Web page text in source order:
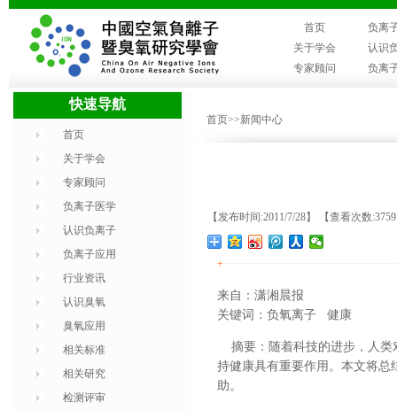
首页
负离
关于学会
认识
专家顾问
负离
快速导航
首页
关于学会
专家顾问
负离子医学
认识负离子
负离子应用
行业资讯
认识臭氧
臭氧应用
相关标准
相关研究
检测评审
首页>>新闻中心
【发布时间:2011/7/28】 【查看次数
+
来自：潇湘晨报
关键词：负氧离子 健康
摘要：随着科技的进步，人类
持健康具有重要作用。本文将总
助。